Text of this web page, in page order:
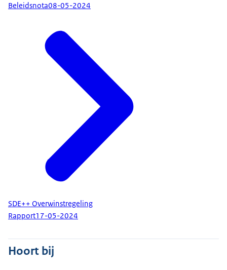
Beleidsnota08-05-2024
SDE++ Overwinstregeling
Rapport17-05-2024
Hoort bij